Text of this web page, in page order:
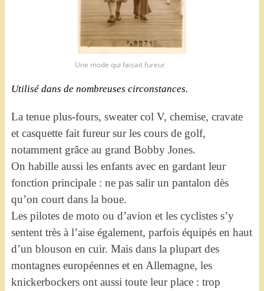
Une mode qui faisait fureur
Utilisé dans de nombreuses circonstances.
La tenue plus-fours, sweater col V, chemise, cravate
et casquette fait fureur sur les cours de golf,
notamment grâce au grand Bobby Jones.
On habille aussi les enfants avec en gardant leur
fonction principale : ne pas salir un pantalon dès
qu’on court dans la boue.
Les pilotes de moto ou d’avion et les cyclistes s’y
sentent très à l’aise également, parfois équipés en haut
d’un blouson en cuir. Mais dans la plupart des
montagnes européennes et en Allemagne, les
knickerbockers ont aussi toute leur place : trop